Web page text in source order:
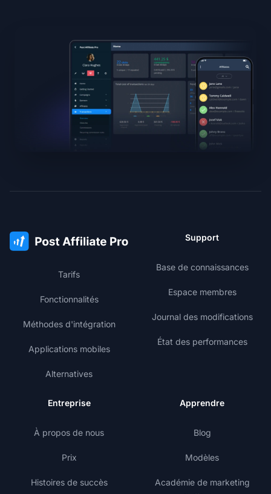
Tarifs
Fonctionnalités
Méthodes d'intégration
Applications mobiles
Alternatives
Support
Base de connaissances
Espace membres
Journal des modifications
État des performances
Entreprise
À propos de nous
Prix
Histoires de succès
Apprendre
Blog
Modèles
Académie de marketing